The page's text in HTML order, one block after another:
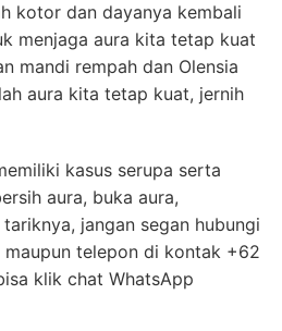
kotor dan dayanya kembali
menjaga aura kita tetap kuat
mandi rempah dan Olensia
aura kita tetap kuat, jernih
kasus serupa serta
aura, buka aura,
jangan segan hubungi
telepon di kontak +62
klik chat WhatsApp